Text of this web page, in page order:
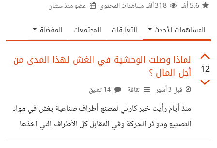
عضو منذسنتان
المساهمات الأحدث التعليقات المجتمعات المفضلة
12
لماذا وصلت الوحشية في الغش لهذا المدى من
أجل المال ؟
قبل 3 أشهر ثقافة
منذ أيام رأيت خبر كارثي لمصنع أطراف صناعية يغش في مواد
التصنيع ودوائر الحركة وفي المقابل كل الأطراف التي أخذها
ذوي الإعاقة سببت تدهور لهم جسدي وآخر مادي بسبب